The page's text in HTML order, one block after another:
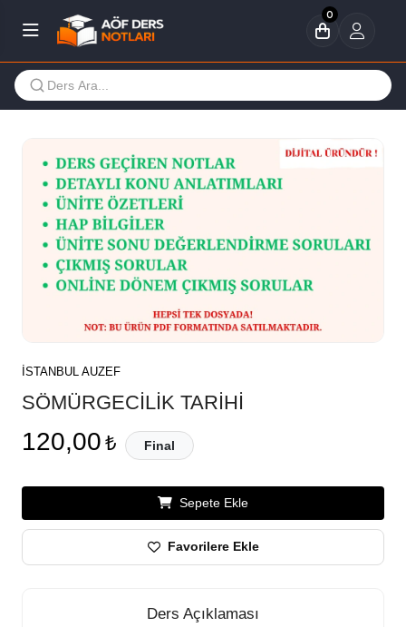
0
İSTANBUL AUZEF
SÖMÜRGECİLİK TARİHİ
120,00 ₺ Final
Sepete Ekle
Favorilere Ekle
Ders Açıklaması